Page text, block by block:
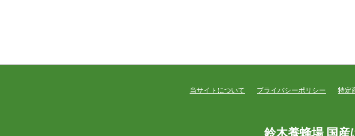
当サイトについて プライバシーポリシー 特定
鈴木養蜂場 国産